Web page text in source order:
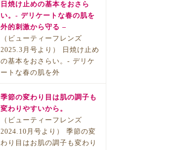
日焼け止めの基本をおさら
い。- デリケートな春の肌を
外的刺激から守る –
（ビューティーフレンズ
2025.3月号より） 日焼け止め
の基本をおさらい。- デリケ
ートな春の肌を外
季節の変わり目は肌の調子も
変わりやすいから。
（ビューティーフレンズ
2024.10月号より） 季節の変
わり目はお肌の調子も変わり